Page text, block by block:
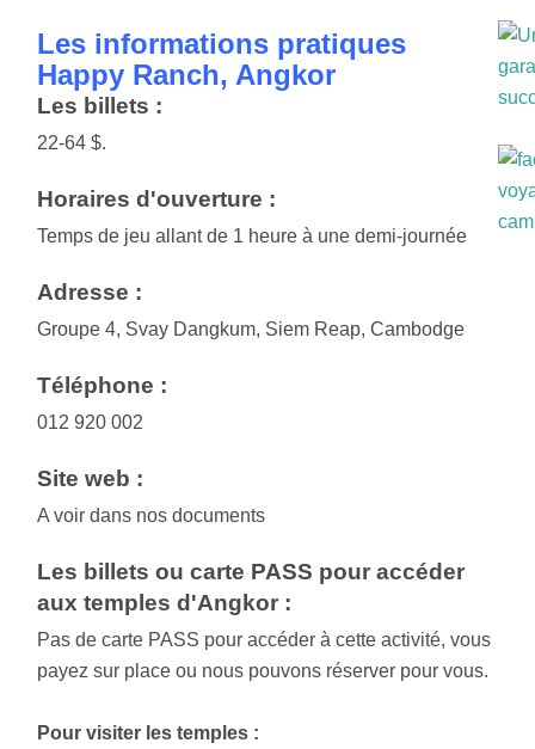
Les informations pratiques
Happy Ranch, Angkor
Les billets :
22-64 $.
Horaires d'ouverture :
Temps de jeu allant de 1 heure à une demi-journée
Adresse :
Groupe 4, Svay Dangkum, Siem Reap, Cambodge
Téléphone :
012 920 002
Site web :
A voir dans nos documents
Les billets ou carte PASS pour accéder
aux temples d'Angkor :
Pas de carte PASS pour accéder à cette activité, vous
payez sur place ou nous pouvons réserver pour vous.
Pour visiter les temples :